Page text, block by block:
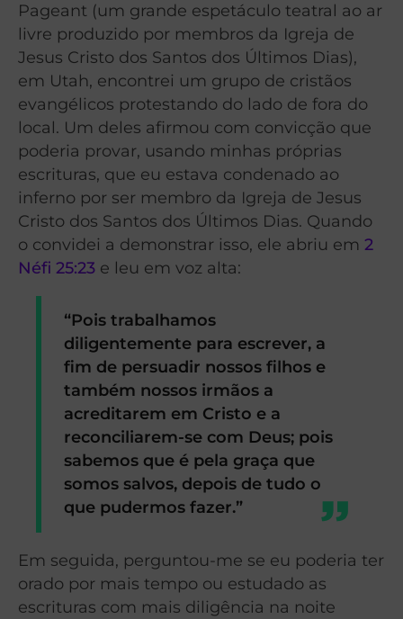
Pageant (um grande espetáculo teatral ao ar
livre produzido por membros da Igreja de
Jesus Cristo dos Santos dos Últimos Dias),
em Utah, encontrei um grupo de cristãos
evangélicos protestando do lado de fora do
local. Um deles afirmou com convicção que
poderia provar, usando minhas próprias
escrituras, que eu estava condenado ao
inferno por ser membro da Igreja de Jesus
Cristo dos Santos dos Últimos Dias. Quando
o convidei a demonstrar isso, ele abriu em 2
Néfi 25:23 e leu em voz alta:
“Pois trabalhamos
diligentemente para escrever, a
fim de persuadir nossos filhos e
também nossos irmãos a
acreditarem em Cristo e a
reconciliarem-se com Deus; pois
sabemos que é pela graça que
somos salvos, depois de tudo o
que pudermos fazer.”
Em seguida, perguntou-me se eu poderia ter
orado por mais tempo ou estudado as
escrituras com mais diligência na noite